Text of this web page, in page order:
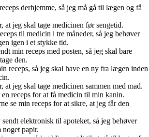
derhjemme, så jeg må gå til lægen og få
at jeg skal tage medicinen før sengetid.
til medicin i tre måneder, så jeg behøver
igen i et stykke tid.
min receps med posten, så jeg skal bare
den.
receps, så jeg skal have en ny fra lægen inden
at jeg skal tage medicinen sammen med mad.
receps for at få medicin til min kanin.
se min receps for at sikre, at jeg får den
elektronisk til apoteket, så jeg behøver
noget papir.